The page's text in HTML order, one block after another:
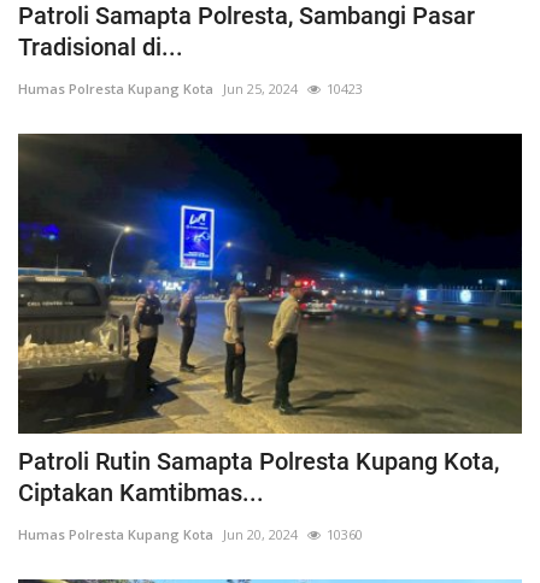
Patroli Samapta Polresta, Sambangi Pasar
Tradisional di...
Humas Polresta Kupang Kota Jun 25, 2024 10423
Patroli Rutin Samapta Polresta Kupang Kota,
Ciptakan Kamtibmas...
Humas Polresta Kupang Kota Jun 20, 2024 10360